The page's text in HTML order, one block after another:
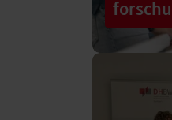
Von der